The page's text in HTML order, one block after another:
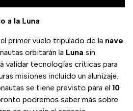
a la Luna
primer vuelo tripulado de la nave
orbitarán la Luna sin
validar tecnologías críticas para
misiones incluido un alunizaje.
se tiene previsto para el 10
podremos saber más sobre